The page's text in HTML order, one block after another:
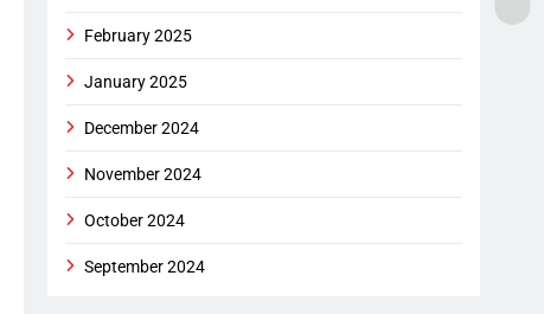
February 2025
January 2025
December 2024
November 2024
October 2024
September 2024